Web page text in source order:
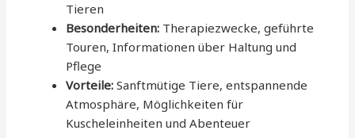
Tieren
Besonderheiten: Therapiezwecke, geführte
Touren, Informationen über Haltung und
Pflege
Vorteile: Sanftmütige Tiere, entspannende
Atmosphäre, Möglichkeiten für
Kuscheleinheiten und Abenteuer